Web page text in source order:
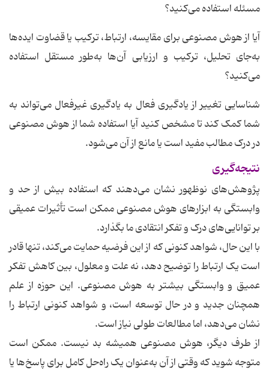
مسئله استفاده می‌کنید؟
آیا از هوش مصنوعی برای مقایسه، ارتباط، ترکیب یا قضاوت ایده‌ها
به‌جای تحلیل، ترکیب و ارزیابی آن‌ها به‌طور مستقل استفاده
می‌کنید؟
شناسایی تغییر از یادگیری فعال به یادگیری غیرفعال می‌تواند به
شما کمک کند تا مشخص کنید آیا استفاده شما از هوش مصنوعی
در درک مطالب مفید است یا مانع از آن می‌شود.
نتیجه‌گیری
پژوهش‌های نوظهور نشان می‌دهند که استفاده بیش از حد و
وابستگی به ابزارهای هوش مصنوعی ممکن است تأثیرات عمیقی
بر توانایی‌های درک و تفکر انتقادی ما بگذارد.
با این حال، شواهد کنونی که از این فرضیه حمایت می‌کند، تنها قادر
است یک ارتباط را توضیح دهد، نه علت و معلول، بین کاهش تفکر
عمیق و وابستگی بیشتر به هوش مصنوعی. این حوزه از علم
همچنان جدید و در حال توسعه است، و شواهد کنونی ارتباط را
نشان می‌دهد، اما مطالعات طولی نیاز است.
از طرف دیگر، هوش مصنوعی همیشه بد نیست. ممکن است
متوجه شوید که وقتی از آن به‌عنوان یک راه‌حل کامل برای پاسخ‌ها یا